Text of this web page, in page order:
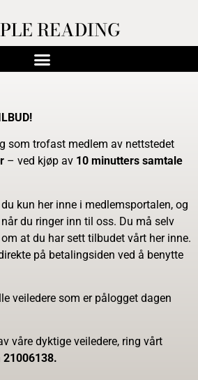
READING
som trofast medlem av nettstedet
– ved kjøp av 10 minutters samtale
kun her inne i medlemsportalen, og
du ringer inn til oss. Du må selv
at du har sett tilbudet vårt her inne.
på betalingsiden ved å benytte
veiledere som er pålogget dagen
våre dyktige veiledere, ring vårt
21006138.